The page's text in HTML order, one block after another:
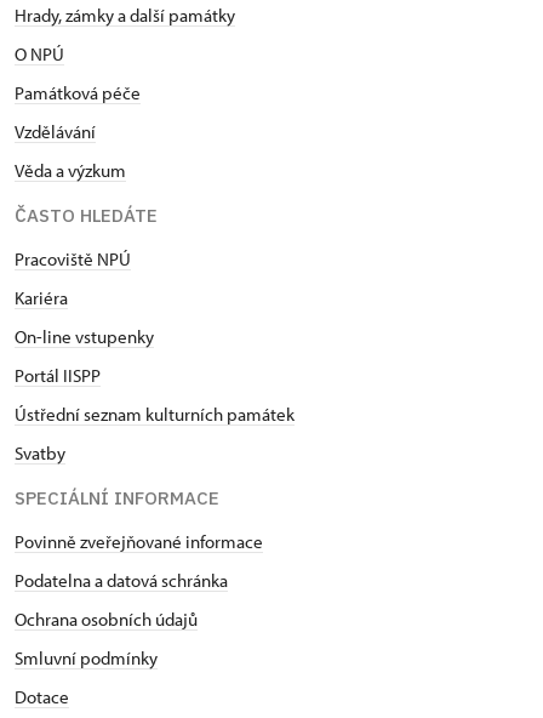
Hrady, zámky a další památky
O NPÚ
Památková péče
Vzdělávání
Věda a výzkum
ČASTO HLEDÁTE
Pracoviště NPÚ
Kariéra
On-line vstupenky
Portál IISPP
Ústřední seznam kulturních památek
Svatby
SPECIÁLNÍ INFORMACE
Povinně zveřejňované informace
Podatelna a datová schránka
Ochrana osobních údajů
Smluvní podmínky
Dotace